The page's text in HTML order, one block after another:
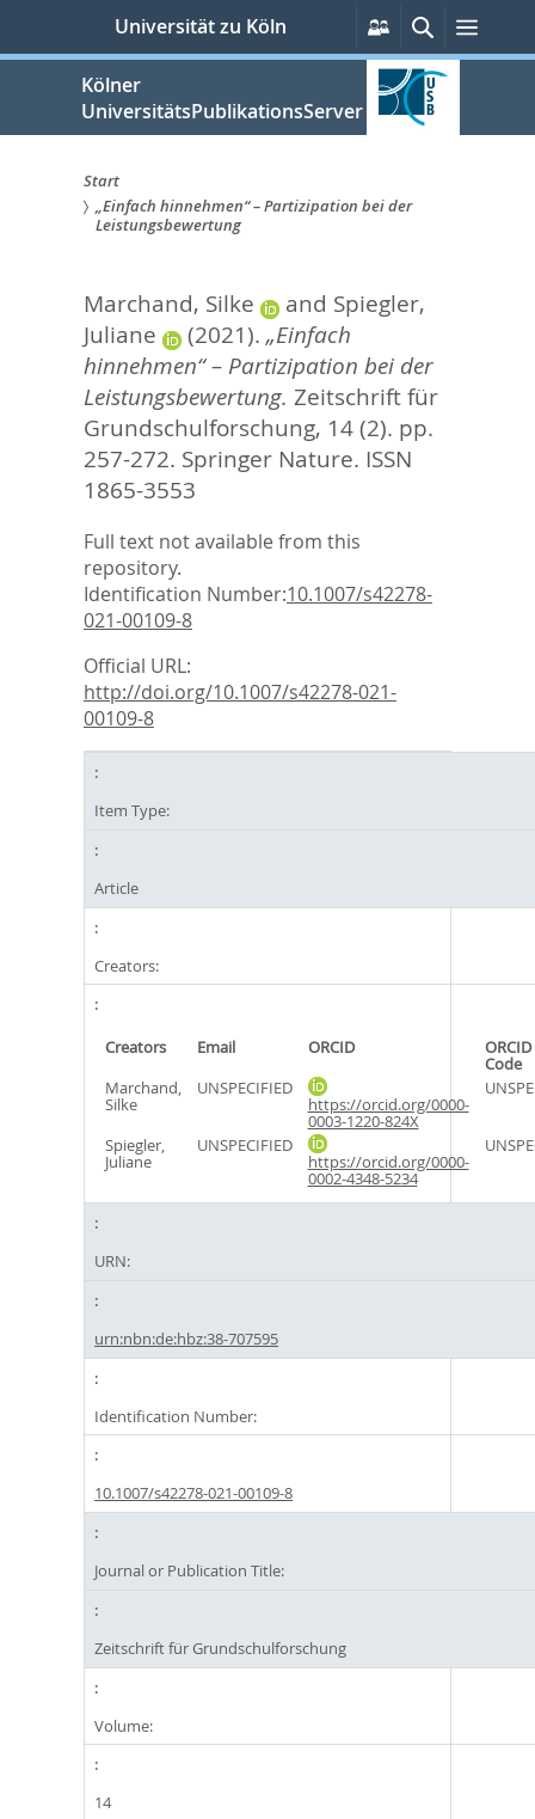
springen
Universität zu Köln
Persönliche
Services
SucheMenü
Kölner
UniversitätsPublikationsServer
Sie
hier:
Start
„Einfach hinnehmen“ – Partizipation bei der
Leistungsbewertung
Marchand, Silke and Spiegler,
Juliane
(2021). „Einfach
hinnehmen“ – Partizipation bei der
Leistungsbewertung. Zeitschrift für
Grundschulforschung, 14 (2). pp.
257-272. Springer Nature. ISSN
1865-3553
Full text not available from this
repository.
Identification Number:10.1007/s42278-
021-00109-8
Official URL:
http://doi.org/10.1007/s42278-021-
00109-8
Item Type:
Article
Creators:
Creators Email ORCID
Code
Marchand,
Silke
UNSPECIFIED
https://orcid.org/0000-
0003-1220-824X
Spiegler,
Juliane
UNSPECIFIED
https://orcid.org/0000-
0002-4348-5234
URN:
urn:nbn:de:hbz:38-707595
Identification Number:
10.1007/s42278-021-00109-8
Journal or Publication Title:
Zeitschrift für Grundschulforschung
Volume:
14